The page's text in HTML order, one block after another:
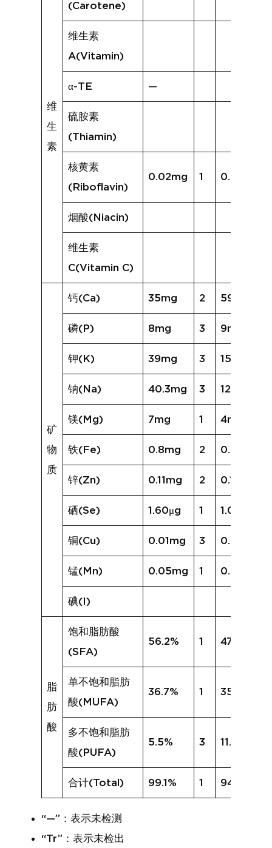
维
生
素
(Carotene)
维生素
A(Vitamin)
α-TE —
硫胺素
(Thiamin)
核黄素
(Riboflavin)
0.02mg 1 0.01mg
烟酸(Niacin)
维生素
C(Vitamin C)
矿
物
质
钙(Ca) 35mg 2 59mg
磷(P) 8mg 3 9mg
钾(K) 39mg 3 151mg
钠(Na) 40.3mg 3 127.1mg
镁(Mg) 7mg 1 4mg
铁(Fe) 0.8mg 2 0.7mg
锌(Zn) 0.11mg 2 0.11mg
硒(Se) 1.60μg 1 1.00μg
铜(Cu) 0.01mg 3 0.20mg
锰(Mn) 0.05mg 1 0.02mg
碘(I)
脂
肪
酸
饱和脂肪酸
(SFA)
56.2% 1 47.7%
单不饱和脂肪
酸(MUFA)
36.7% 1 35.0%
多不饱和脂肪
酸(PUFA)
5.5% 3 11.9%
合计(Total) 99.1% 1 94.8%
“—”：表示未检测
“Tr”：表示未检出